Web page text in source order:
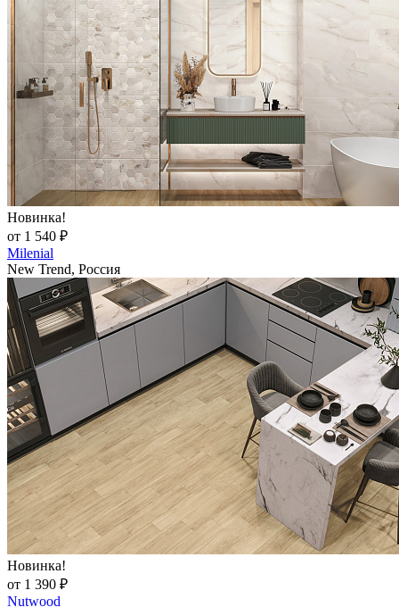
Новинка!
от 1 540 ₽
Milenial
New Trend, Россия
Новинка!
от 1 390 ₽
Nutwood